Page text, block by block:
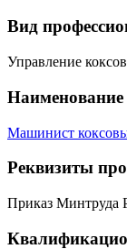
Вид
Управление
Наименование
Машинист
Реквизиты
Приказ Минтруда